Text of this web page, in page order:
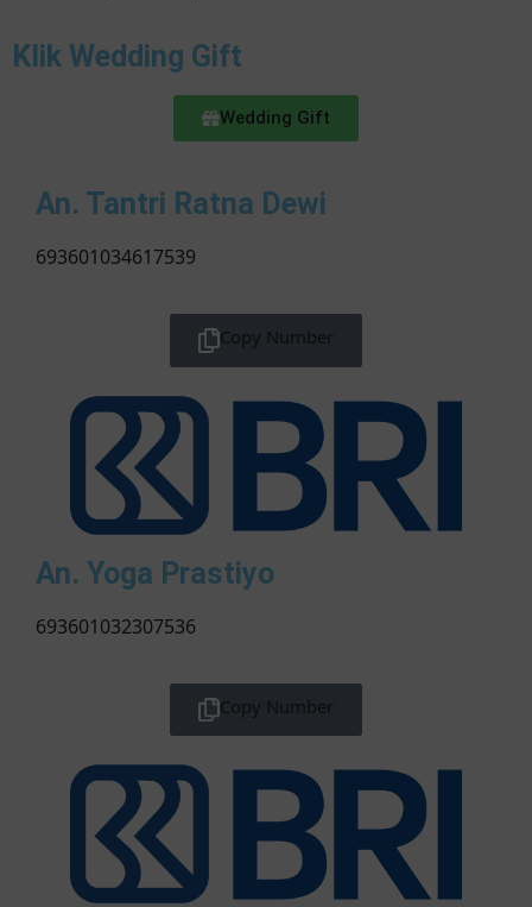
Klik Wedding Gift
Wedding Gift
An. Tantri Ratna Dewi
693601034617539
Copy Number
An. Yoga Prastiyo
693601032307536
Copy Number